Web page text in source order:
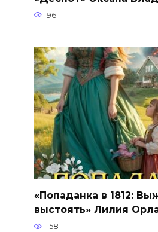
96
«Попаданка в 1812:
выстоять» Лилия
158